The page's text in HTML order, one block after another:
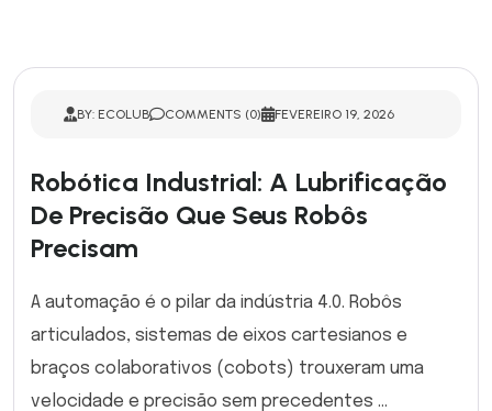
BY: ECOLUB COMMENTS (0) FEVEREIRO 19, 2026
Robótica Industrial: A Lubrificação
De Precisão Que Seus Robôs
Precisam
A automação é o pilar da indústria 4.0. Robôs
articulados, sistemas de eixos cartesianos e
braços colaborativos (cobots) trouxeram uma
velocidade e precisão sem precedentes ...